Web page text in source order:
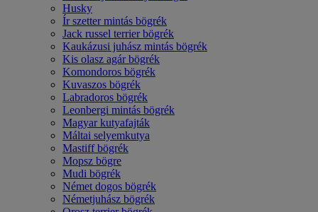
Husky
Ír szetter mintás bögrék
Jack russel terrier bögrék
Kaukázusi juhász mintás bögrék
Kis olasz agár bögrék
Komondoros bögrék
Kuvaszos bögrék
Labradoros bögrék
Leonbergi mintás bögrék
Magyar kutyafajták
Máltai selyemkutya
Mastiff bögrék
Mopsz bögre
Mudi bögrék
Német dogos bögrék
Németjuhász bögrék